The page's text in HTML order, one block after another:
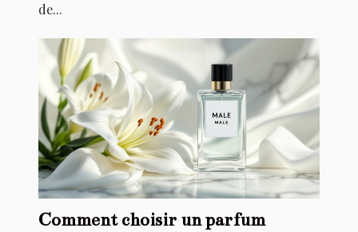
de...
Comment choisir un parfum